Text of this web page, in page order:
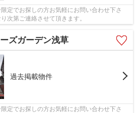
定でお探しの方お気軽にお問い合わせ下さ
次第ご連絡させて頂きます。
ズガーデン浅草
過去掲載物件
定でお探しの方お気軽にお問い合わせ下さ